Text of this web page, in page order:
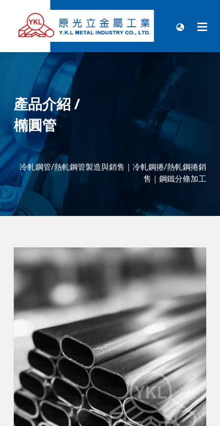
產品介紹/
橢圓管
冷軋鋼管/熱軋鋼管製造與銷售｜ 冷軋鋼捲/熱軋鋼捲銷
售 ｜鋼鐵分條加工